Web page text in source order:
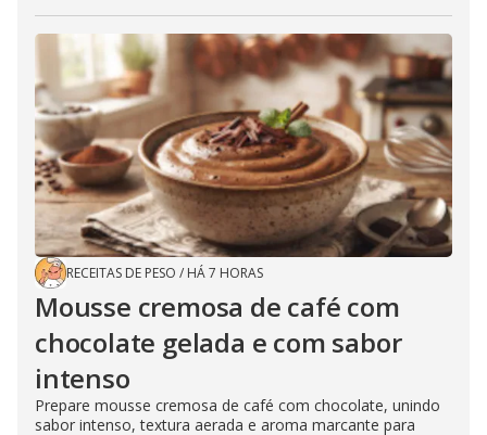
RECEITAS DE PESO / HÁ 7 HORAS
Mousse cremosa de café com
chocolate gelada e com sabor
intenso
Prepare mousse cremosa de café com chocolate, unindo
sabor intenso, textura aerada e aroma marcante para